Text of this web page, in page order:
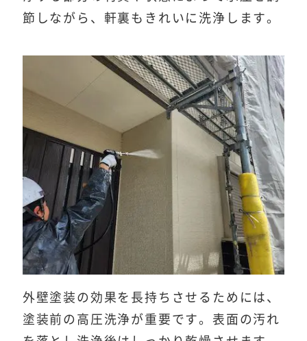
節しながら、軒裏もきれいに洗浄します。
外壁塗装の効果を長持ちさせるためには、
塗装前の高圧洗浄が重要です。表面の汚れ